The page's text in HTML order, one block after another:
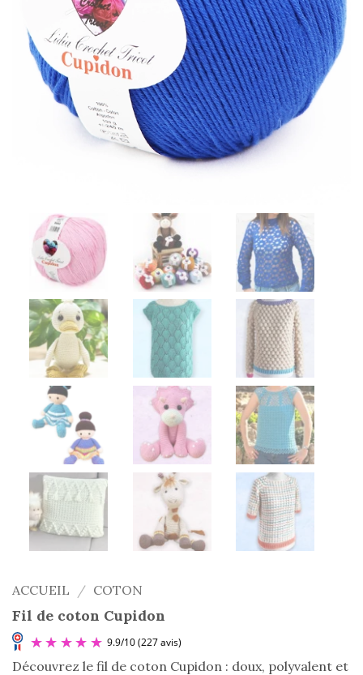
ACCUEIL / COTON
Fil de coton Cupidon
Découvrez le fil de coton Cupidon : doux, polyvalent et